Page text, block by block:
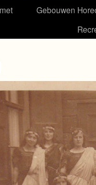
Gebouwen